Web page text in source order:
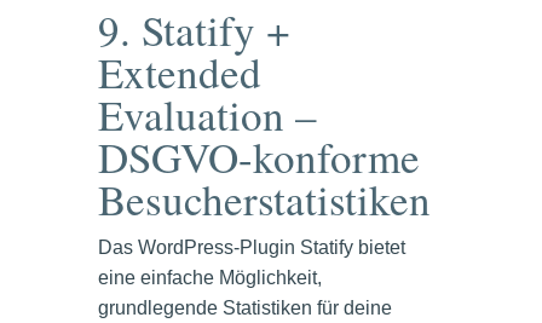
9. Statify +
Extended
Evaluation –
DSGVO-konforme
Besucherstatistiken
Das WordPress-Plugin Statify bietet
eine einfache Möglichkeit,
grundlegende Statistiken für deine